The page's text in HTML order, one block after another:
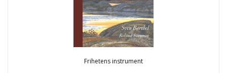
Frihetens instrument